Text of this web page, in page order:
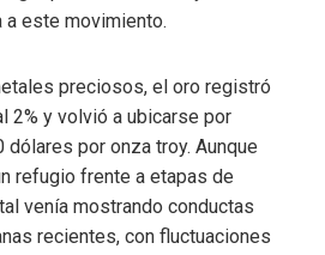
a este movimiento.
preciosos, el oro registró
2% y volvió a ubicarse por
por onza troy. Aunque
refugio frente a etapas de
venía mostrando conductas
recientes, con fluctuaciones